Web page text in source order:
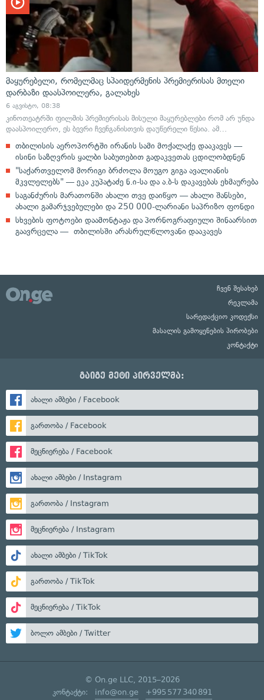
მაყურებელი, რომელმაც სპაიდერმენის პრემიერისას მთელი
დარბაზი დაასპოილერა, გალახეს
6 აგვისტო, 08:38
კინოთეატრში ფილმის პრემიერისას მისული მაყურებლები რომ არ უნდა
დაასპოილერო, ეს ბევრი ჩვენგანისთვის დაუწერელი წესია. ამ…
თბილისის აეროპორტში ირანის სამი მოქალაქე დააკავეს —
ისინი საზღვრის ყალბი საბუთებით გადაკვეთას ცდილობდნენ
"საქართველომ მორიგი ბრძოლა მოუგო გიგა ავალიანის
მკვლელებს" — ეკა კუპატაძე ნ.ი-სა და ა.ბ-ს დაკავებას ეხმაურება
საგანძურის მარათონში ახალი თვე დაიწყო — ახალი შანსები,
ახალი გამარჯვებულები და 250 000-ლარიანი საპრიზო ფონდი
სხვების ფოტოები დაამონტაჟა და პორნოგრაფიული შინაარსით
გაავრცელა — თბილისში არასრულწლოვანი დააკავეს
ჩვენ შესახებ
რეკლამა
სარედაქციო კოდექსი
მასალის გამოყენების პირობები
კონტაქტი
გაიგე მეტი პირველმა:
ახალი ამბები / Facebook
გართობა / Facebook
მეცნიერება / Facebook
ახალი ამბები / Instagram
გართობა / Instagram
მეცნიერება / Instagram
ახალი ამბები / TikTok
გართობა / TikTok
მეცნიერება / TikTok
ბოლო ამბები / Twitter
© On.ge LLC, 2015–2026
კონტაქტი: info@on.ge +995 577 340 891